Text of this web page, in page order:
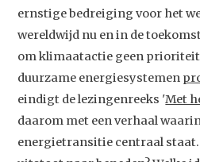
ernstige bedreiging voor het
wereldwijd nu en in de
om klimaatactie geen
duurzame energiesystemen
eindigt de lezingenreeks 'Met
daarom met een verhaal
energietransitie centraal staat.